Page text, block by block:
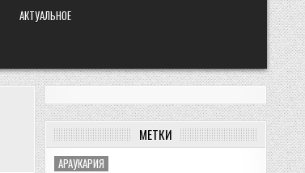
АКТУАЛЬНОЕ
МЕТКИ
АРАУКАРИЯ